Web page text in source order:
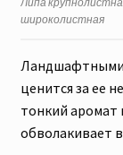
широколистная
Ландшафтными
ценится за ее
тонкий аромат
обволакивает